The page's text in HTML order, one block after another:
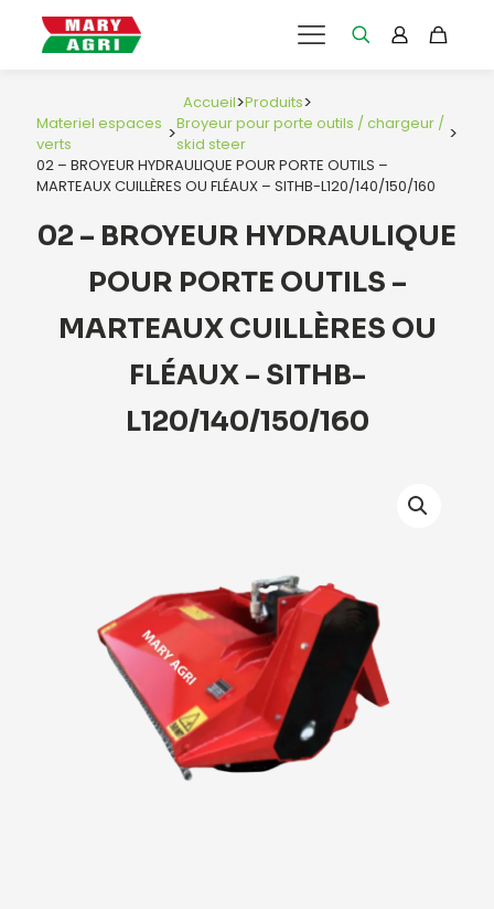
Accueil>Produits>
Materiel espaces
verts
>Broyeur pour porte outils / chargeur /
skid steer
>
02 – BROYEUR HYDRAULIQUE POUR PORTE OUTILS –
MARTEAUX CUILLÈRES OU FLÉAUX – SITHB-L120/140/150/160
02 – BROYEUR HYDRAULIQUE
POUR PORTE OUTILS –
MARTEAUX CUILLÈRES OU
FLÉAUX – SITHB-
L120/140/150/160